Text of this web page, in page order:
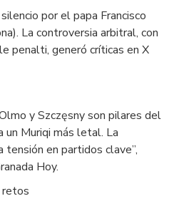
por el papa Francisco
La controversia arbitral, con
penalti, generó críticas en X
y Szczęsny son pilares del
un Muriqi más letal. La
en partidos clave”,
Hoy.
retos